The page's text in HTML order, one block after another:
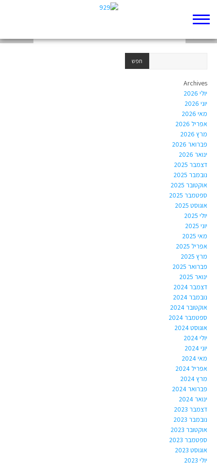
Archives
יולי 2026
יוני 2026
מאי 2026
אפריל 2026
מרץ 2026
פברואר 2026
ינואר 2026
דצמבר 2025
נובמבר 2025
אוקטובר 2025
ספטמבר 2025
אוגוסט 2025
יולי 2025
יוני 2025
מאי 2025
אפריל 2025
מרץ 2025
פברואר 2025
ינואר 2025
דצמבר 2024
נובמבר 2024
אוקטובר 2024
ספטמבר 2024
אוגוסט 2024
יולי 2024
יוני 2024
מאי 2024
אפריל 2024
מרץ 2024
פברואר 2024
ינואר 2024
דצמבר 2023
נובמבר 2023
אוקטובר 2023
ספטמבר 2023
אוגוסט 2023
יולי 2023